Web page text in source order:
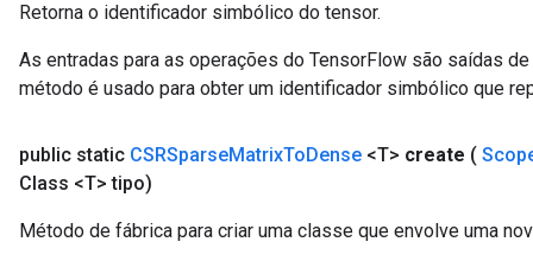
Retorna o identificador simbólico do tensor.
As entradas para as operações do TensorFlow são saídas
método é usado para obter um identificador simbólico que
public static CSRSparseMatrixToDense <T> create (
Class <T> tipo)
Método de fábrica para criar uma classe que envolve uma